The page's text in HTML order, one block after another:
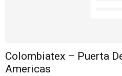
Colombiatex – Puerta
Americas